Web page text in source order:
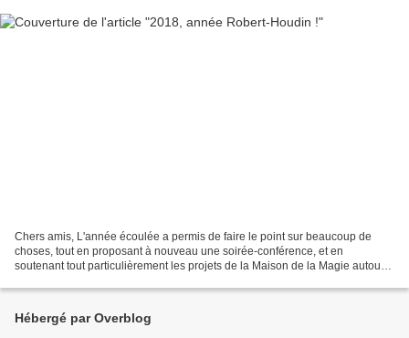
Chers amis, L'année écoulée a permis de faire le point sur beaucoup de
choses, tout en proposant à nouveau une soirée-conférence, et en
soutenant tout particulièrement les projets de la Maison de la Magie autour
Hébergé par Overblog